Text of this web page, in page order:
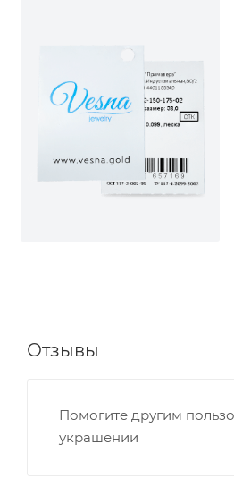
Отзывы
Помогите другим
украшении